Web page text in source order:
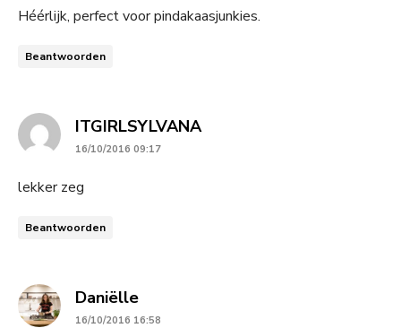
Héérlijk, perfect voor pindakaasjunkies.
Beantwoorden
ITGIRLSYLVANAsays:
16/10/2016 09:17
lekker zeg
Beantwoorden
Daniëllesays:
16/10/2016 16:58